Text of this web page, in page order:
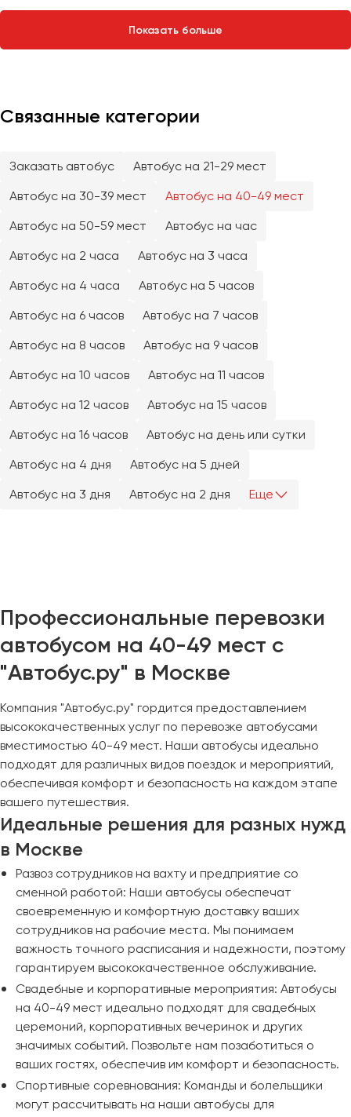
Показать больше
Связанные категории
Заказать автобус
Автобус на 21-29 мест
Автобус на 30-39 мест
Автобус на 40-49 мест
Автобус на 50-59 мест
Автобус на час
Автобус на 2 часа
Автобус на 3 часа
Автобус на 4 часа
Автобус на 5 часов
Автобус на 6 часов
Автобус на 7 часов
Автобус на 8 часов
Автобус на 9 часов
Автобус на 10 часов
Автобус на 11 часов
Автобус на 12 часов
Автобус на 15 часов
Автобус на 16 часов
Автобус на день или сутки
Автобус на 4 дня
Автобус на 5 дней
Автобус на 3 дня
Автобус на 2 дня Еще
Профессиональные перевозки
автобусом на 40-49 мест с
"Автобус.ру" в Москве
Компания "Автобус.ру" гордится предоставлением
высококачественных услуг по перевозке автобусами
вместимостью 40-49 мест. Наши автобусы идеально
подходят для различных видов поездок и мероприятий,
обеспечивая комфорт и безопасность на каждом этапе
вашего путешествия.
Идеальные решения для разных нужд
в Москве
Развоз сотрудников на вахту и предприятие со
сменной работой: Наши автобусы обеспечат
своевременную и комфортную доставку ваших
сотрудников на рабочие места. Мы понимаем
важность точного расписания и надежности, поэтому
гарантируем высококачественное обслуживание.
Свадебные и корпоративные мероприятия: Автобусы
на 40-49 мест идеально подходят для свадебных
церемоний, корпоративных вечеринок и других
значимых событий. Позвольте нам позаботиться о
ваших гостях, обеспечив им комфорт и безопасность.
Спортивные соревнования: Команды и болельщики
могут рассчитывать на наши автобусы для
Тула
Улан-Удэ
Ульяновск
Феодосия
Чебоксары
Череповец
Чита
Ялта
Ярославль